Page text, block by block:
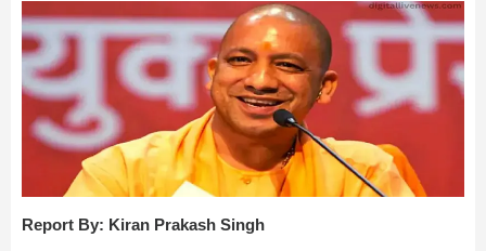
Report By: Kiran Prakash Singh